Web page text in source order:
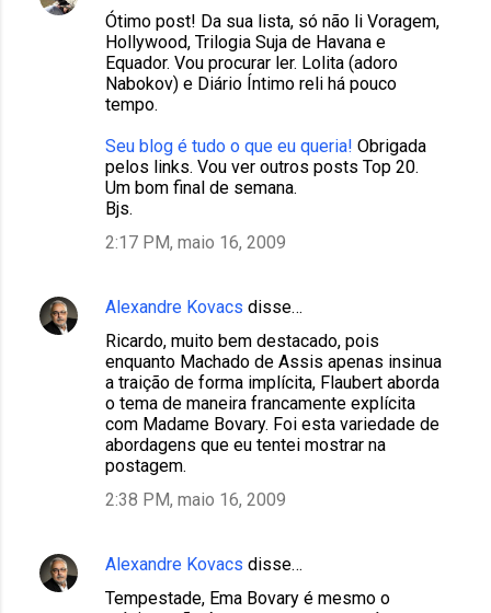
Ótimo post! Da sua lista, só não li Voragem,
Hollywood, Trilogia Suja de Havana e
Equador. Vou procurar ler. Lolita (adoro
Nabokov) e Diário Íntimo reli há pouco
tempo.
Seu blog é tudo o que eu queria! Obrigada
pelos links. Vou ver outros posts Top 20.
Um bom final de semana.
Bjs.
2:17 PM, maio 16, 2009
Alexandre Kovacs disse…
Ricardo, muito bem destacado, pois
enquanto Machado de Assis apenas insinua
a traição de forma implícita, Flaubert aborda
o tema de maneira francamente explícita
com Madame Bovary. Foi esta variedade de
abordagens que eu tentei mostrar na
postagem.
2:38 PM, maio 16, 2009
Alexandre Kovacs disse…
Tempestade, Ema Bovary é mesmo o